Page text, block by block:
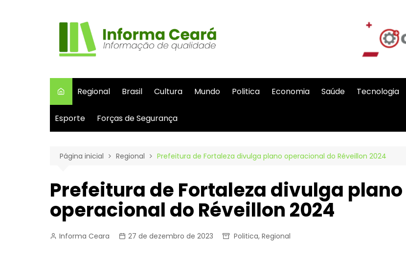
Regional Brasil Cultura Mundo Politica Economia Saúde Tecnologia
Esporte Forças de Segurança
Página inicial Regional Prefeitura de Fortaleza divulga plano operacional do Réveillon 2024
Prefeitura de Fortaleza divulga plano
operacional do Réveillon 2024
Informa Ceara 27 de dezembro de 2023 Politica, Regional